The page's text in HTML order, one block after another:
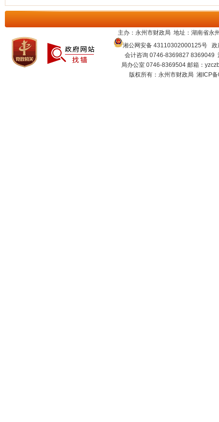
主办：永州市财政局 地址：湖南省永
湘公网安备 43110302000125号 政
会计咨询 0746-8369827 8369049
局办公室 0746-8369504 邮箱：
版权所有：永州市财政局 湘ICP